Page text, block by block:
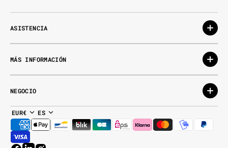
ASISTENCIA
MÁS INFORMACIÓN
NEGOCIO
EUR€ ES